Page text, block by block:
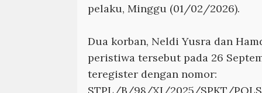
pelaku, Minggu (01/02/2026).
Dua korban, Neldi Yusra dan
peristiwa tersebut pada 26
teregister dengan nomor: